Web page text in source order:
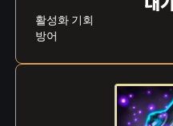
다. 괴물은 먹잇감에서
서히 다가왔습니다.
“내가 도와주마, 드로머.”
몸에서 부드러운 털이
“나와 함께 놀자꾸나, 작
활성화 기회
방어